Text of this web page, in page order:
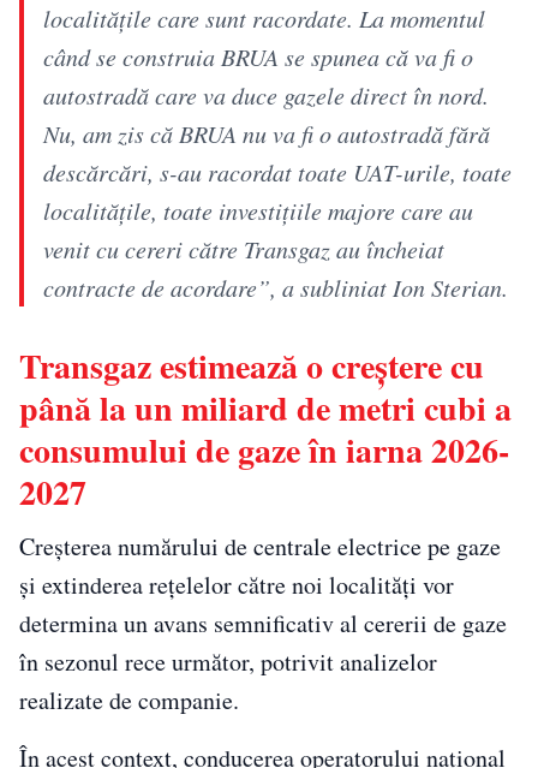
localitățile care sunt racordate. La momentul
când se construia BRUA se spunea că va fi o
autostradă care va duce gazele direct în nord.
Nu, am zis că BRUA nu va fi o autostradă fără
descărcări, s-au racordat toate UAT-urile, toate
localitățile, toate investițiile majore care au
venit cu cereri către Transgaz au încheiat
contracte de acordare”, a subliniat Ion Sterian.
Transgaz estimează o creștere cu
până la un miliard de metri cubi a
consumului de gaze în iarna 2026-
2027
Creșterea numărului de centrale electrice pe gaze
și extinderea rețelelor către noi localități vor
determina un avans semnificativ al cererii de gaze
în sezonul rece următor, potrivit analizelor
realizate de companie.
În acest context, conducerea operatorului național